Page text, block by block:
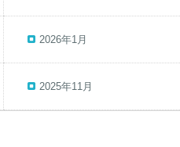
2026年1月
2025年11月